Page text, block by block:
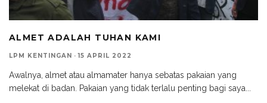
ALMET ADALAH TUHAN KAMI
LPM KENTINGAN · 15 APRIL 2022
Awalnya, almet atau almamater hanya sebatas pakaian yang
melekat di badan. Pakaian yang tidak terlalu penting bagi saya